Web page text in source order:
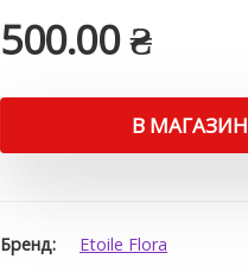
500.00₴
В МАГАЗИН
Бренд Etoile Flora